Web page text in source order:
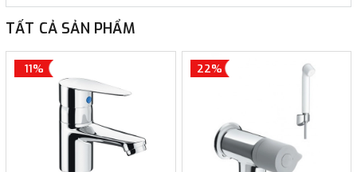
TẤT CẢ SẢN PHẨM
11% 22%